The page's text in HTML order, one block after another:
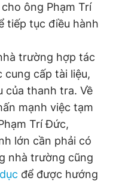
soạn Chính sách bảo
cấp ngày 24.3.2020
Niên. Cấm sao
sự chấp thuận bằng văn
ông Phạm Trí
tiếp tục điều hành
trường hợp tác
cấp tài liệu,
của thanh tra. Về
mạnh việc tạm
Trí Đức,
lớn cần phải có
nhà trường cũng
để được hướng